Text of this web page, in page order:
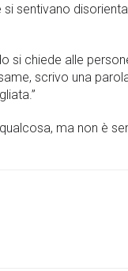
sentivano
si chiede alle
scrivo una
ma non è